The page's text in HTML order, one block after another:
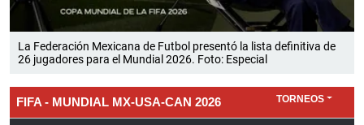
La Federación Mexicana de Futbol presentó la lista definitiva de
26 jugadores para el Mundial 2026. Foto: Especial